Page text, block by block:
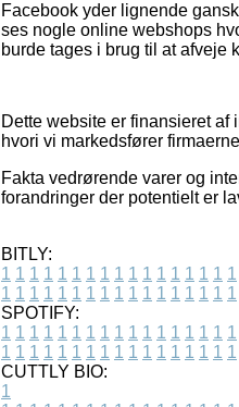
Facebook yder lignende
ses nogle online webshops
burde tages i brug til at afveje
Dette website er finansieret
hvori vi markedsfører
Fakta vedrørende varer og
forandringer der potentielt er
BITLY:
1 1 1 1 1 1 1 1 1 1 1 1 1 1 1 1 1
1 1 1 1 1 1 1 1 1 1 1 1 1 1 1 1 1
SPOTIFY:
1 1 1 1 1 1 1 1 1 1 1 1 1 1 1 1 1
1 1 1 1 1 1 1 1 1 1 1 1 1 1 1 1 1
CUTTLY BIO:
1